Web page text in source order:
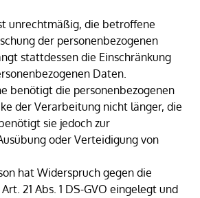
unrechtmäßig, die betroffene
der personenbezogenen
stattdessen die Einschränkung
Daten.
benötigt die personenbezogenen
der Verarbeitung nicht länger, die
sie jedoch zur
oder Verteidigung von
hat Widerspruch gegen die
21 Abs. 1 DS-GVO eingelegt und